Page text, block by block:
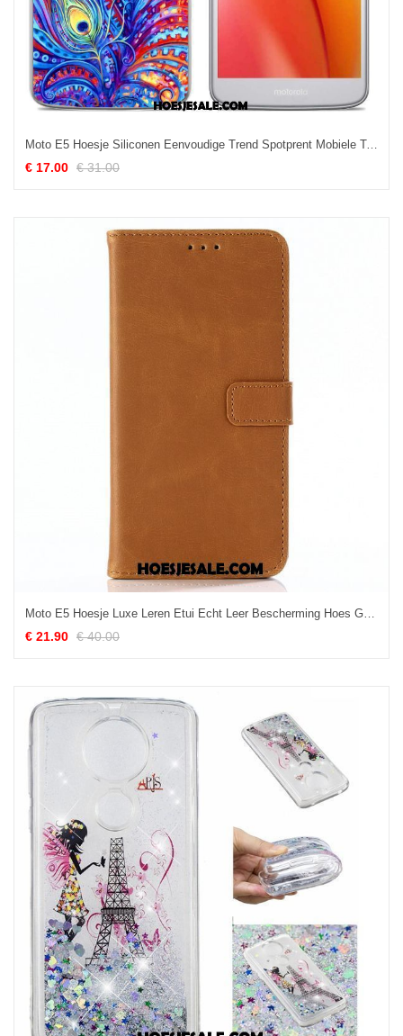
Moto E5 Hoesje Siliconen Eenvoudige Trend Spotprent Mobiele Telefoon Winkel
€ 17.00 € 31.00
Moto E5 Hoesje Luxe Leren Etui Echt Leer Bescherming Hoes Goedkoop
€ 21.90 € 40.00